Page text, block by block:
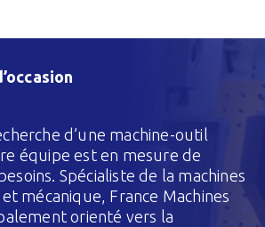
d’une machine-outil
équipe est en mesure de
Spécialiste de la machines
mécanique, France Machines
orienté vers la